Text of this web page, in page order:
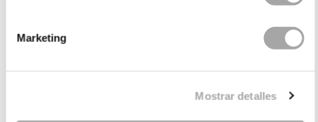
Marketing
Mostrar detalles